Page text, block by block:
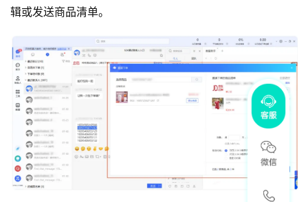
辑或发送商品清单。